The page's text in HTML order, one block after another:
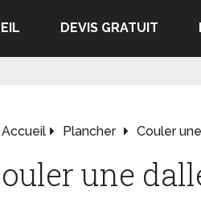
DEVIS GRATUIT
Accueil Plancher Couler
une